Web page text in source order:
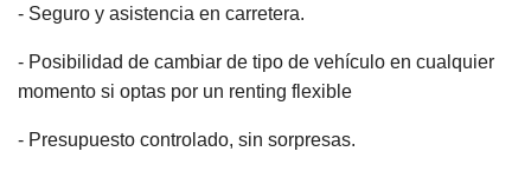
- Seguro y asistencia en carretera.
- Posibilidad de cambiar de tipo de vehículo en cualquier
momento si optas por un renting flexible
- Presupuesto controlado, sin sorpresas.